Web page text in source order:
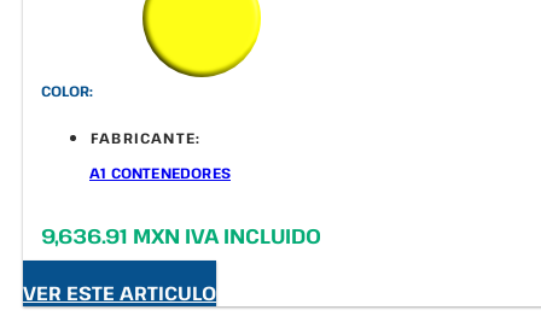
COLOR:
FABRICANTE:
A1 CONTENEDORES
9,636.91 MXN IVA INCLUIDO
VER ESTE ARTICULO